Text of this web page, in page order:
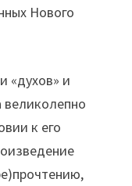
Нового
«духов» и
великолепно
к его